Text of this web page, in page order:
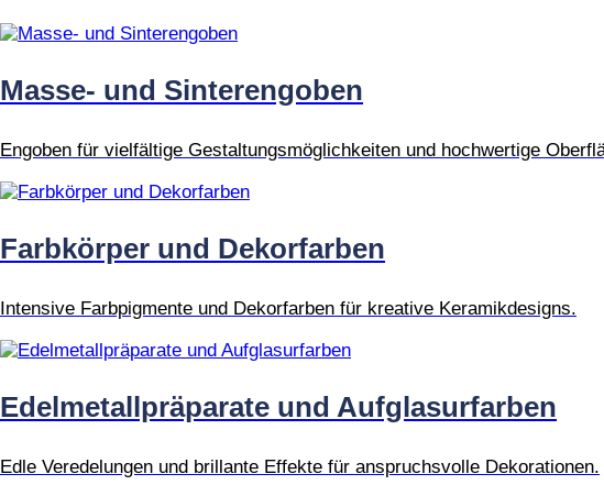
Masse- und Sinterengoben
Engoben für vielfältige Gestaltungsmöglichkeiten und hochwertige
Farbkörper und Dekorfarben
Intensive Farbpigmente und Dekorfarben für kreative Keramikdesigns.
Edelmetallpräparate und Aufglasurfarben
Edle Veredelungen und brillante Effekte für anspruchsvolle Dekorationen.